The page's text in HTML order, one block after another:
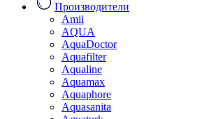
Производители
Amii
AQUA
AquaDoctor
Aquafilter
Aqualine
Aquamax
Aquaphore
Aquasanita